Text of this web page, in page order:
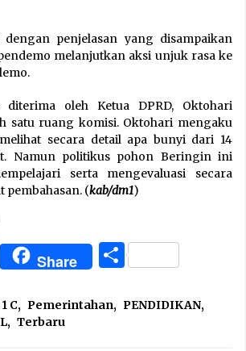
penjelasan yang disampaikan
melanjutkan aksi unjuk rasa ke
oleh Ketua DPRD, Oktohari
satu ruang komisi. Oktohari mengaku
secara detail apa bunyi dari 14
Namun politikus pohon Beringin ini
serta mengevaluasi secara
pembahasan. (kab/dm1)
WhatsApp
Share Share
C, Pemerintahan, PENDIDIKAN,
, Terbaru